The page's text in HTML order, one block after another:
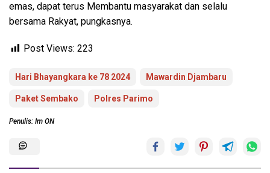
emas, dapat terus Membantu masyarakat dan selalu
bersama Rakyat, pungkasnya.
Post Views: 223
Hari Bhayangkara ke 78 2024 Mawardin Djambaru
Paket Sembako Polres Parimo
Penulis: Im ON